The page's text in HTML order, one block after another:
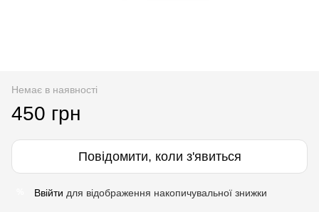
Немає в наявності
450 грн
Повідомити, коли з'явиться
Ввійти для відображення накопичувальної знижки